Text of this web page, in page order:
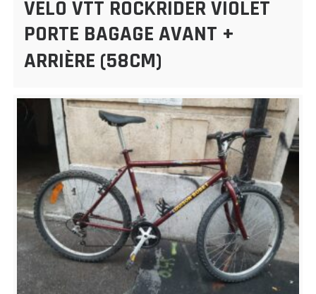
VÉLO VTT ROCKRIDER VIOLET
PORTE BAGAGE AVANT +
ARRIÈRE (58CM)